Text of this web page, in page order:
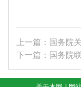
上一篇：国务院